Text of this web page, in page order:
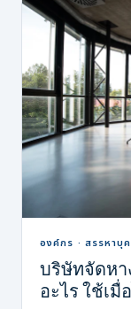
องค์กร · สรรหาบุ
บริษัทจัดหา
อะไร ใช้เมื่